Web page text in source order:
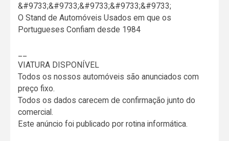
&#9733;&#9733;&#9733;&#9733;&#9733;
O Stand de Automóveis Usados em que os
Portugueses Confiam desde 1984
VIATURA DISPONÍVEL
Todos os nossos automóveis são anunciados com
preço fixo.
Todos os dados carecem de confirmação junto do
comercial.
Este anúncio foi publicado por rotina informática.